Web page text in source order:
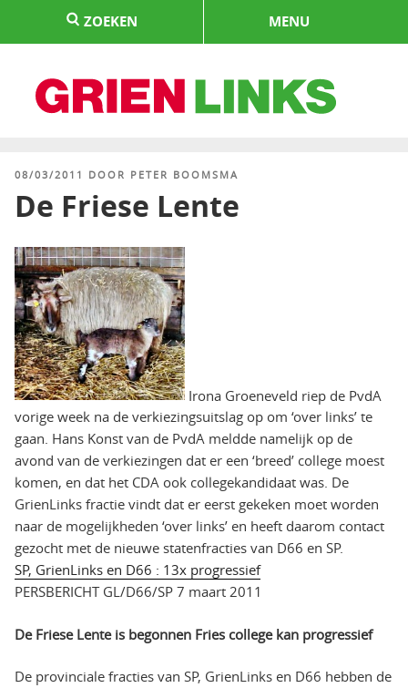
springen
ZOEKEN MENU
GEPLAATST
08/03/2011 DOOR PETER BOOMSMA
De Friese Lente
Irona Groeneveld riep de PvdA
vorige week na de verkiezingsuitslag op om ‘over links’ te
gaan. Hans Konst van de PvdA meldde namelijk op de
avond van de verkiezingen dat er een ‘breed’ college moest
komen, en dat het CDA ook collegekandidaat was. De
GrienLinks fractie vindt dat er eerst gekeken moet worden
naar de mogelijkheden ‘over links’ en heeft daarom contact
gezocht met de nieuwe statenfracties van D66 en SP.
SP, GrienLinks en D66 : 13x progressief
PERSBERICHT GL/D66/SP 7 maart 2011
De Friese Lente is begonnen Fries college kan progressief
De provinciale fracties van SP, GrienLinks en D66 hebben de